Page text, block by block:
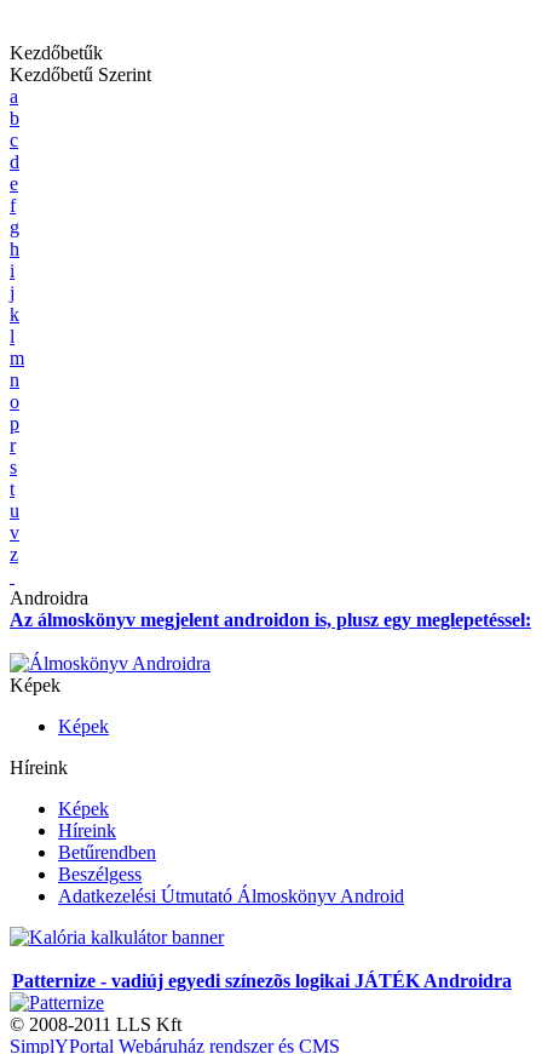
Kezdőbetűk
Kezdőbetű Szerint
a
b
c
d
e
f
g
h
i
j
k
l
m
n
o
p
r
s
t
u
v
z
Androidra
Az álmoskönyv megjelent androidon is, plusz egy meglepetéssel:
Képek
Képek
Híreink
Képek
Híreink
Betűrendben
Beszélgess
Adatkezelési Útmutató Álmoskönyv Android
Patternize - vadiúj egyedi színezõs logikai JÁTÉK Androidra
© 2008-2011 LLS Kft
SimplYPortal Webáruház rendszer és CMS